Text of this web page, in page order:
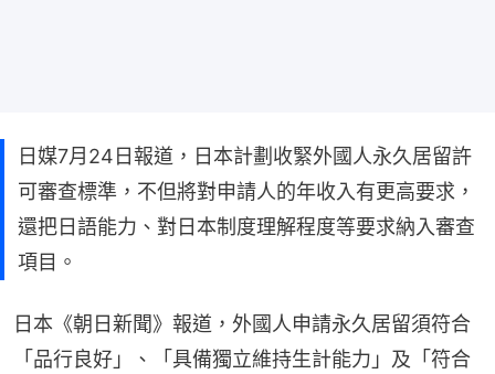
日媒7月24日報道，日本計劃收緊外國人永久居留許
可審查標準，不但將對申請人的年收入有更高要求，
還把日語能力、對日本制度理解程度等要求納入審查
項目。
日本《朝日新聞》報道，外國人申請永久居留須符合
「品行良好」、「具備獨立維持生計能力」及「符合